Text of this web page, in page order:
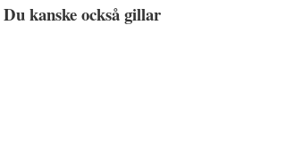
Du kanske också gillar